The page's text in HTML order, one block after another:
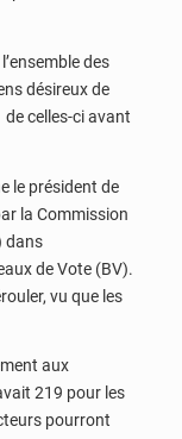
des
désireux de
celles-ci avant
le président de
la Commission
dans
de Vote (BV).
vu que les
aux
219 pour les
pourront